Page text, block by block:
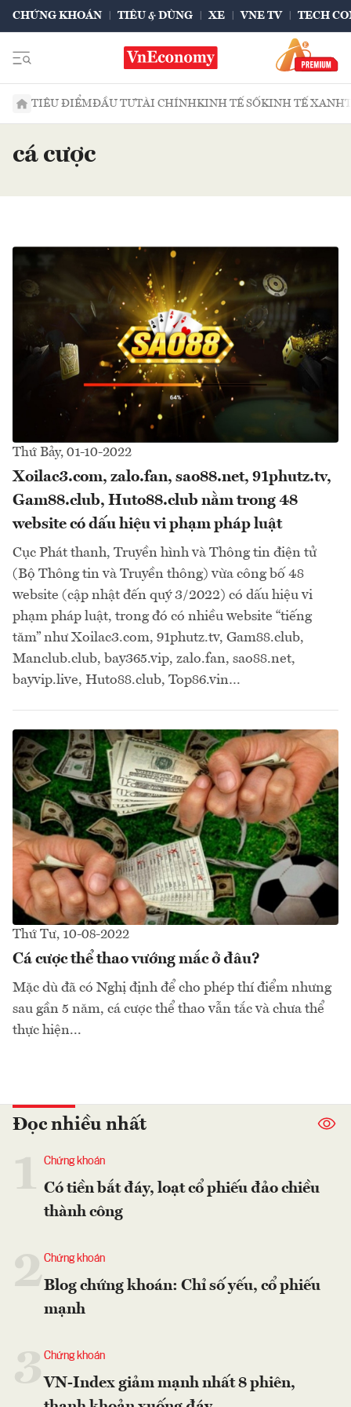
CHỨNG KHOÁN TIÊU & DÙNG XE VNE TV TECH
TIÊU ĐIỂMĐẦU TƯTÀI CHÍNHKINH TẾ SỐKINH TẾ XANH
cá cược
Thứ Bảy, 01-10-2022
Xoilac3.com, zalo.fan, sao88.net, 91phutz.tv,
Gam88.club, Huto88.club nằm trong 48
website có dấu hiệu vi phạm pháp luật
Cục Phát thanh, Truyền hình và Thông tin điện tử
(Bộ Thông tin và Truyền thông) vừa công bố 48
website (cập nhật đến quý 3/2022) có dấu hiệu vi
phạm pháp luật, trong đó có nhiều website “tiếng
tăm” như Xoilac3.com, 91phutz.tv, Gam88.club,
Manclub.club, bay365.vip, zalo.fan, sao88.net,
bayvip.live, Huto88.club, Top86.vin…
Thứ Tư, 10-08-2022
Cá cược thể thao vướng mắc ở đâu?
Mặc dù đã có Nghị định để cho phép thí điểm nhưng
sau gần 5 năm, cá cược thể thao vẫn tắc và chưa thể
thực hiện...
Đọc nhiều nhất
Chứng khoán
Có tiền bắt đáy, loạt cổ phiếu đảo chiều
thành công
2Chứng khoán
Blog chứng khoán: Chỉ số yếu, cổ phiếu
mạnh
Chứng khoán
VN-Index giảm mạnh nhất 8 phiên,